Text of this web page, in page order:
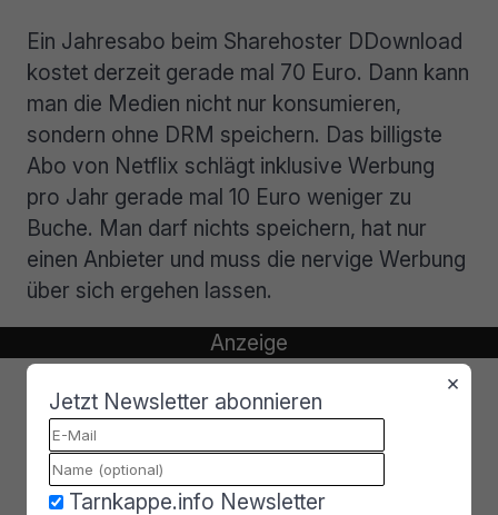
Ein Jahresabo beim Sharehoster DDownload
kostet derzeit gerade mal 70 Euro. Dann kann
man die Medien nicht nur konsumieren,
sondern ohne DRM speichern. Das billigste
Abo von Netflix schlägt inklusive Werbung
pro Jahr gerade mal 10 Euro weniger zu
Buche. Man darf nichts speichern, hat nur
einen Anbieter und muss die nervige Werbung
über sich ergehen lassen.
×
Jetzt Newsletter abonnieren
Tarnkappe.info Newsletter